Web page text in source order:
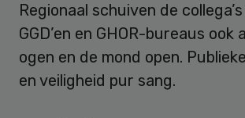
Regionaal schuiven de
GGD’en en GHOR-bureaus ook
ogen en de mond open.
en veiligheid pur sang.